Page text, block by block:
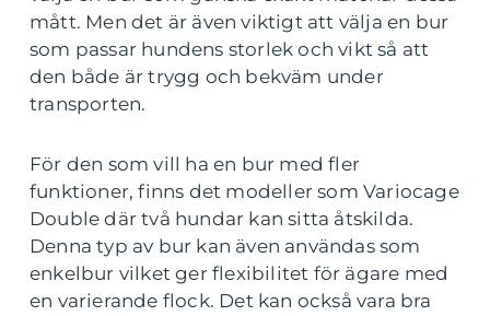
mått. Men det är även viktigt att välja en bur
som passar hundens storlek och vikt så att
den både är trygg och bekväm under
transporten.
För den som vill ha en bur med fler
funktioner, finns det modeller som Variocage
Double där två hundar kan sitta åtskilda.
Denna typ av bur kan även användas som
enkelbur vilket ger flexibilitet för ägare med
en varierande flock. Det kan också vara bra